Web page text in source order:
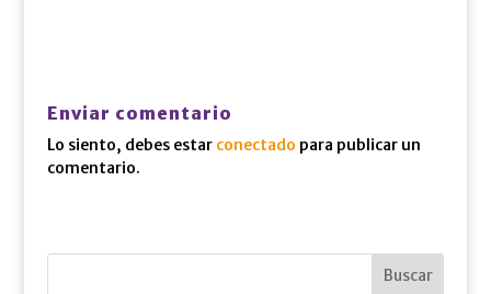
Enviar comentario
Lo siento, debes estar conectado para publicar un
comentario.